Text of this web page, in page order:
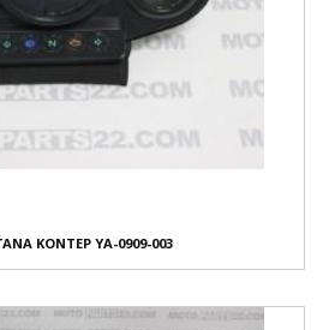
ΚΟΝΤΕΡ YA-0909-003